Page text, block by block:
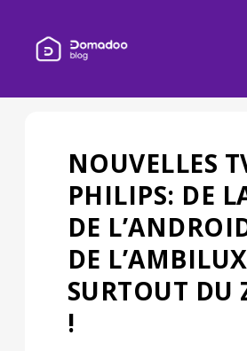
NOUVELLES
PHILIPS: DE
DE
DE
SURTOUT DU
!